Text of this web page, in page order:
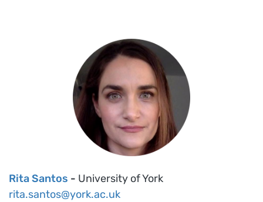
Rita Santos - University of York
rita.santos@york.ac.uk